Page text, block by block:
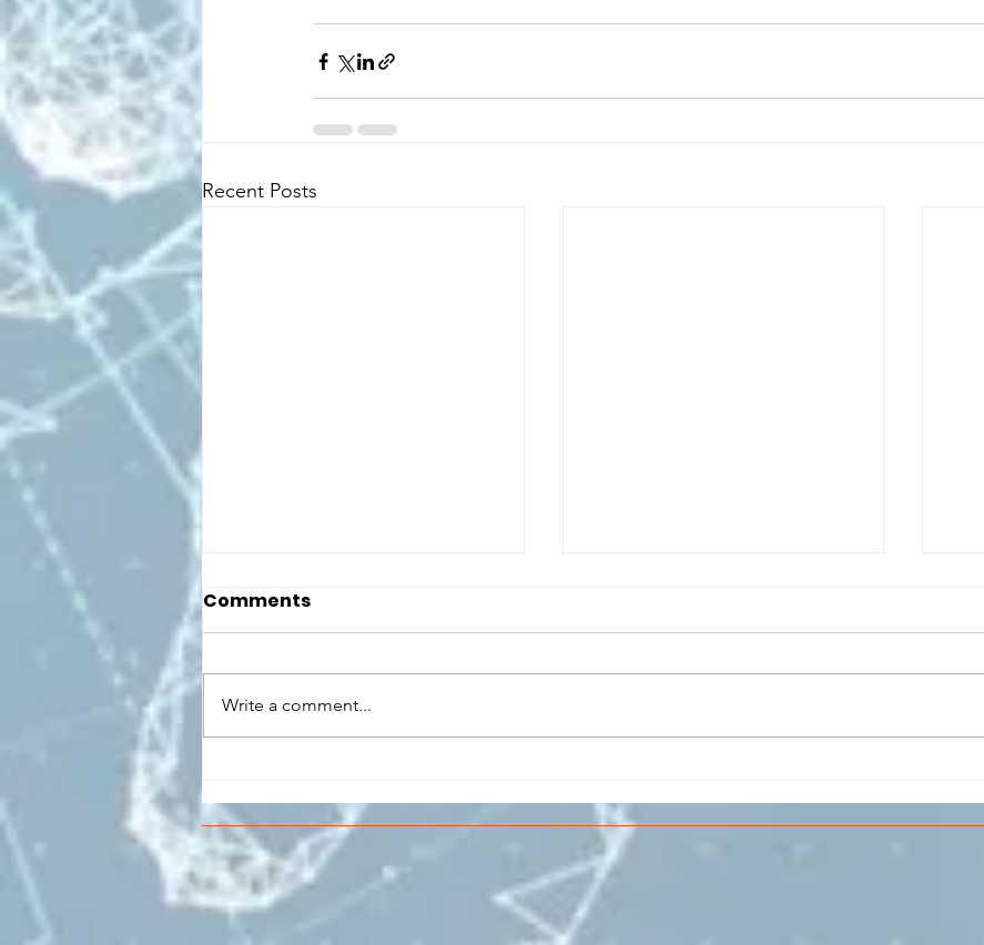
Recent Posts
PERCORSO DI
FORMAZIONE SCUOLA
LAVORO DEGLI STUDENTI
DEL “DE PINEDO-
COLONNA”
superiori per il concorso
sull'Aerospazio
Comments
Write a comment...